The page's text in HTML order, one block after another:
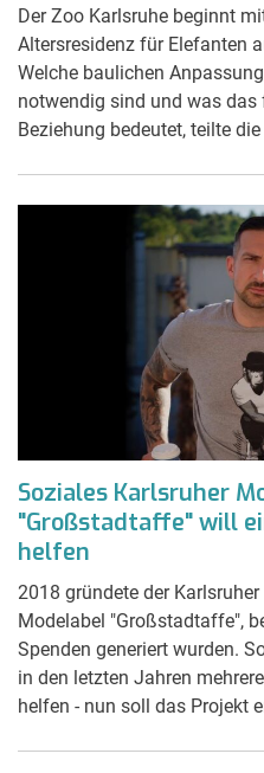
Der Zoo Karlsruhe beginnt
Altersresidenz für Elefanten
Welche baulichen
notwendig sind und was das
Beziehung bedeutet, teilte
Soziales Karlsruher
"Großstadtaffe" will
helfen
2018 gründete der
Modelabel "Großstadtaffe",
Spenden generiert wurden.
in den letzten Jahren
helfen - nun soll das Projekt